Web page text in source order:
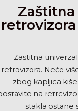
Zaštitna
retrovizora. Neće
zbog kapljica
na
stakla ostane